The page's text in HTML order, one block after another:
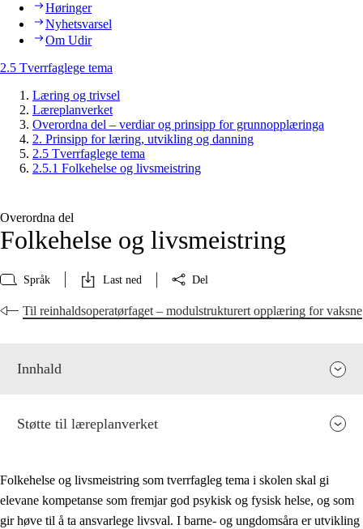
Høringer
Nyhetsvarsel
Om Udir
2.5 Tverrfaglege tema
Læring og trivsel
Læreplanverket
Overordna del – verdiar og prinsipp for grunnopplæringa
2. Prinsipp for læring, utvikling og danning
2.5 Tverrfaglege tema
2.5.1 Folkehelse og livsmeistring
Overordna del
Folkehelse og livsmeistring
Språk Last ned Del
Til reinhaldsoperatørfaget – modulstrukturert opplæring for vaksne
Innhald
Støtte til læreplanverket
Folkehelse og livsmeistring som tverrfagleg tema i skolen skal gi
elevane kompetanse som fremjar god psykisk og fysisk helse, og som
gir høve til å ta ansvarlege livsval. I barne- og ungdomsåra er utvikling